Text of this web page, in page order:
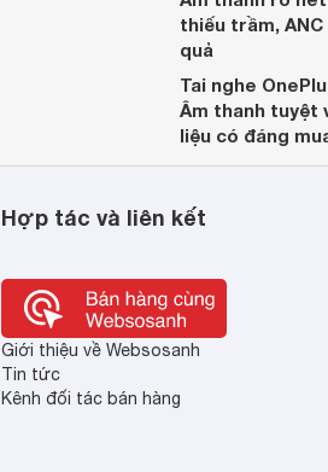
thiếu trầm,
quả
Tai nghe
Âm thanh tuyệt
liệu có đáng
Hợp tác và liên kết
Giới thiệu về Websosanh
Tin tức
Kênh đối tác bán hàng